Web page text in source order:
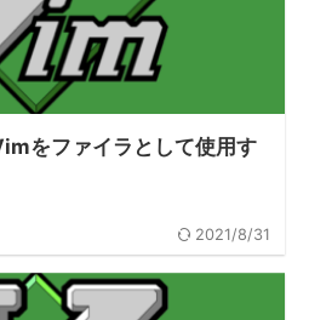
をファイラとして使用す
2021/8/31